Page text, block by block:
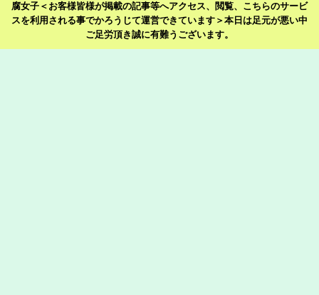
腐女子＜お客様皆様が掲載の記事等へアクセス、閲覧、こちらのサービ
スを利用される事でかろうじて運営できています＞本日は足元が悪い中
ご足労頂き誠に有難うございます。